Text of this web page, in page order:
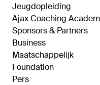
Jeugdopleiding
Ajax Coaching
Sponsors & Partners
Business
Maatschappelijk
Foundation
Pers